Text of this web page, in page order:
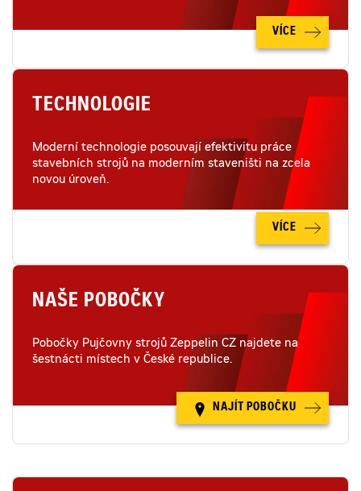
VÍCE
TECHNOLOGIE
Moderní technologie posouvají efektivitu práce
stavebních strojů na moderním staveništi na zcela
novou úroveň.
VÍCE
NAŠE POBOČKY
Pobočky Pujčovny strojů Zeppelin CZ najdete na
šestnácti místech v České republice.
NAJÍT POBOČKU